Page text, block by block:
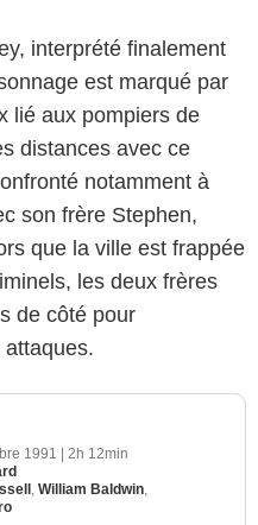
interprété finalement
est marqué par
lié aux pompiers de
distances avec ce
notamment à
son frère Stephen,
que la ville est frappée
les deux frères
de côté pour
attaques.
1991 | 2h 12min
William Baldwin